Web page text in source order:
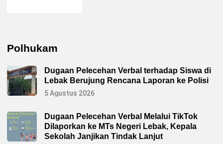
Polhukam
Dugaan Pelecehan Verbal terhadap Siswa di
Lebak Berujung Rencana Laporan ke Polisi
5 Agustus 2026
Dugaan Pelecehan Verbal Melalui TikTok
Dilaporkan ke MTs Negeri Lebak, Kepala
Sekolah Janjikan Tindak Lanjut